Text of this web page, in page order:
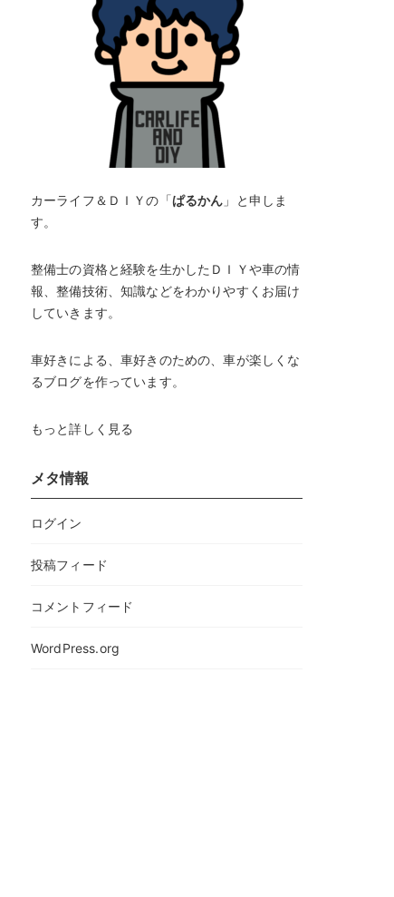
カーライフ＆ＤＩＹの「ぱるかん 」と申しま
す。
整備士の資格と経験を生かしたＤＩＹや車の情
報、整備技術、知識などをわかりやすくお届け
していきます。
車好きによる、車好きのための、車が楽しくな
るブログを作っています。
もっと詳しく見る
メタ情報
ログイン
投稿フィード
コメントフィード
WordPress.org